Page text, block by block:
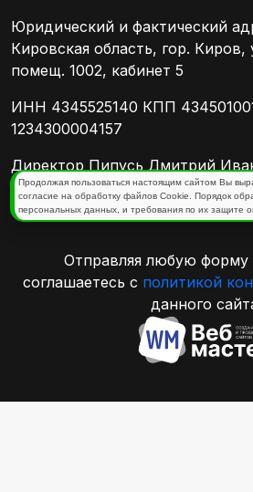
Юридический и фактический
Кировская область, гор. Киров,
помещ. 1002, кабинет 5
ИНН 4345525140 КПП
1234300004157
Директор Пипусь Дмитрий
Политика конфиденциальности
Отправляя любую форму
соглашаетесь с политикой
данного
Продолжая пользоваться настоящим сайтом Вы
согласие на обработку файлов Cookie. Порядок
персональных данных, и требования по их защите